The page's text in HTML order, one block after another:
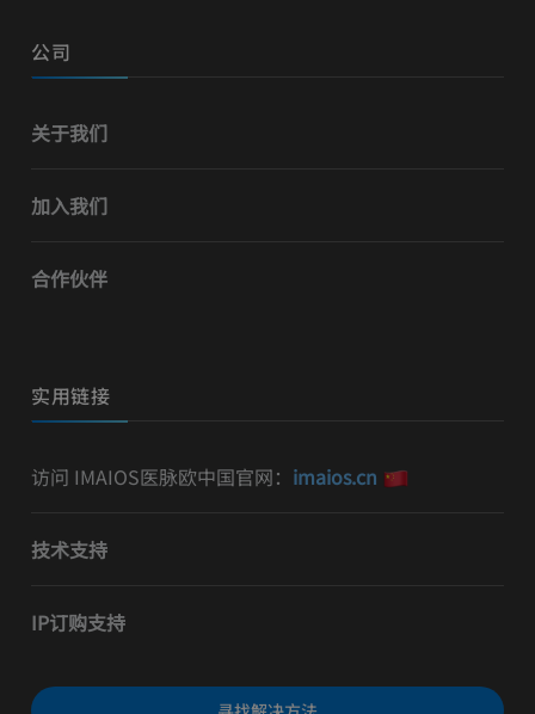
公司
关于我们
加入我们
合作伙伴
实用链接
访问 IMAIOS医脉欧中国官网： imaios.cn
技术支持
IP订购支持